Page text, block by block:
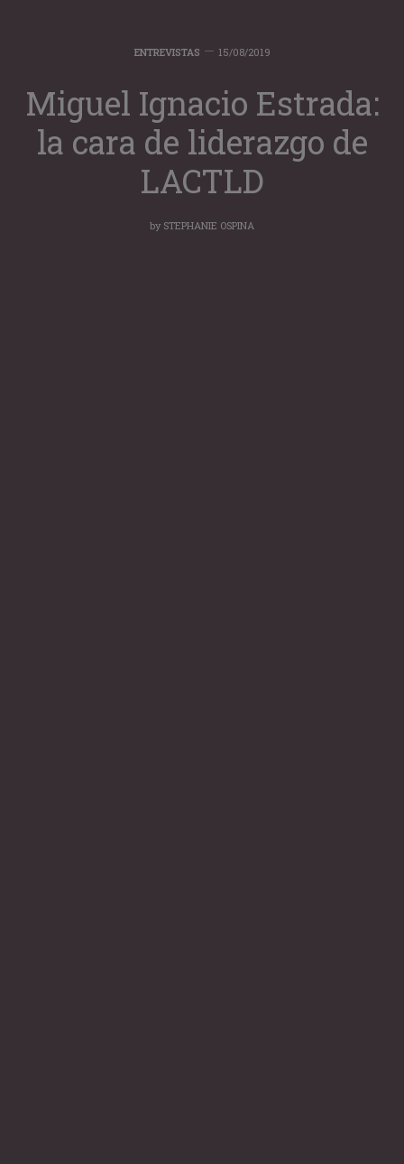
ENTREVISTAS 15/08/2019
Miguel Ignacio Estrada:
la cara de liderazgo de
LACTLD
by STEPHANIE OSPINA